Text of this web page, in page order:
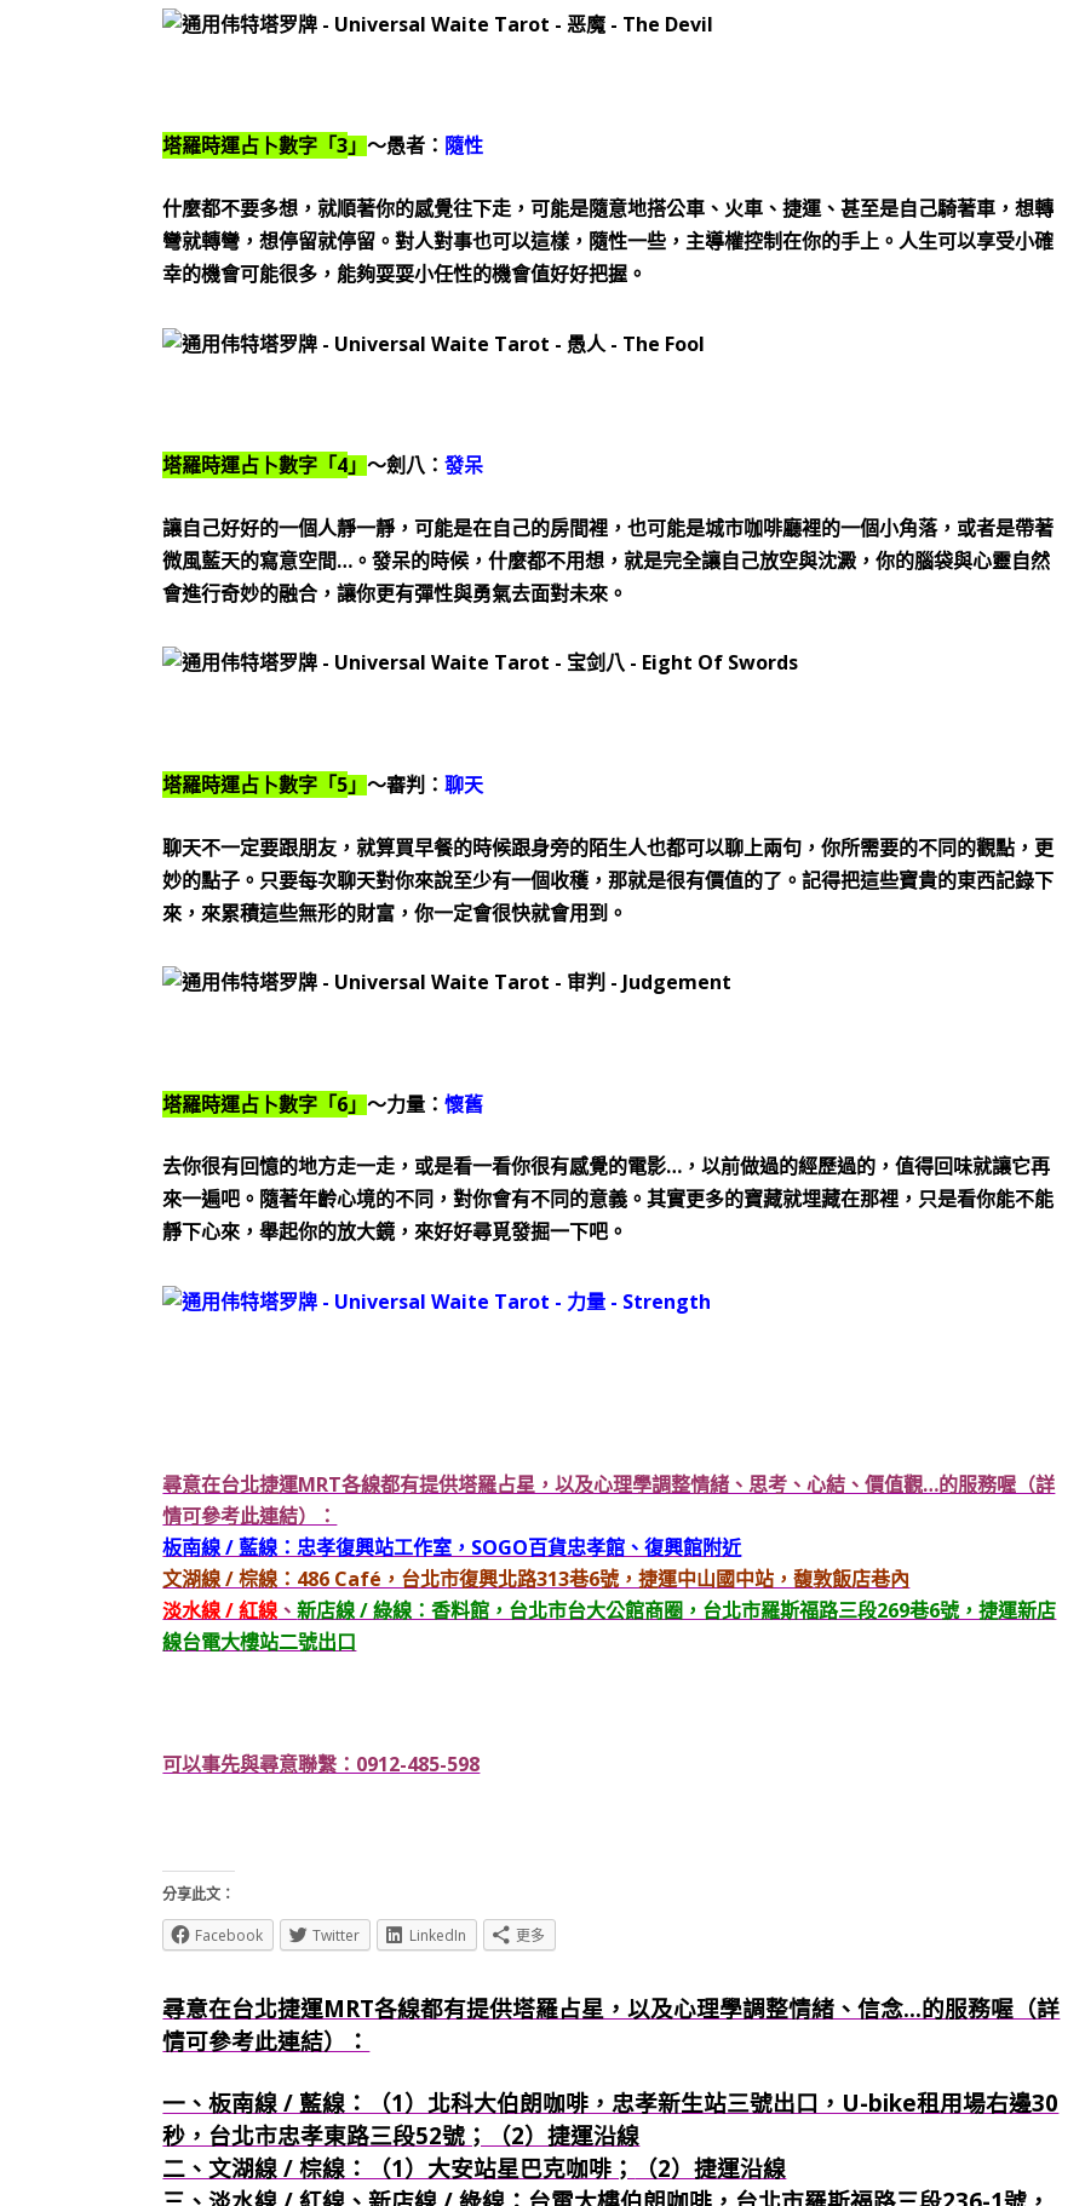
塔羅時運占卜數字「3 」～愚者： 隨性
什麼都不要多想，就順著你的感覺往下走，可能是隨意地搭公車、火車、捷運、甚至是自己騎著車，想轉
彎就轉彎，想停留就停留。對人對事也可以這樣，隨性一些，主導權控制在你的手上。人生可以享受小確
幸的機會可能很多，能夠耍耍小任性的機會值好好把握。
塔羅時運占卜數字「4 」～劍八：發呆
讓自己好好的一個人靜一靜，可能是在自己的房間裡，也可能是城市咖啡廳裡的一個小角落，或者是帶著
微風藍天的寫意空間… 。發呆的時候，什麼都不用想，就是完全讓自己放空與沈澱，你的腦袋與心靈自然
會進行奇妙的融合，讓你更有彈性與勇氣去面對未來。
塔羅時運占卜數字「5 」～審判：聊天
聊天不一定要跟朋友，就算買早餐的時候跟身旁的陌生人也都可以聊上兩句，你所需要的不同的觀點，更
妙的點子。只要每次聊天對你來說至少有一個收穫，那就是很有價值的了。記得把這些寶貴的東西記錄下
來，來累積這些無形的財富，你一定會很快就會用到。
塔羅時運占卜數字「6 」～力量：懷舊
去你很有回憶的地方走一走，或是看一看你很有感覺的電影… ，以前做過的經歷過的，值得回味就讓它再
來一遍吧。隨著年齡心境的不同，對你會有不同的意義。其實更多的寶藏就埋藏在那裡，只是看你能不能
靜下心來，舉起你的放大鏡，來好好尋覓發掘一下吧。
尋意在台北捷運MRT各線都有提供塔羅占星，以及心理學調整情緒、思考、心結、價值觀…的服務喔（詳
情可參考此連結）：
板南線 / 藍線：忠孝復興站工作室，SOGO百貨忠孝館、復興館附近
文湖線 / 棕線：486 Café，台北市復興北路313巷6號，捷運中山國中站，馥敦飯店巷內
淡水線 / 紅線 、新店線 / 綠線：香料館，台北市台大公館商圈，台北市羅斯福路三段269巷6號，捷運新店
線台電大樓站二號出口
可以事先與尋意聯繫：0912-485-598
分享此文：
Facebook
Twitter LinkedIn 更多
尋意在台北捷運MRT各線都有提供塔羅占星，以及心理學調整情緒、信念...的服務喔（詳
情可參考此連結）：
一、板南線 / 藍線：（1）北科大伯朗咖啡，忠孝新生站三號出口，U-bike租用場右邊30
秒，台北市忠孝東路三段52號；（2）捷運沿線
二、文湖線 / 棕線：（1）大安站星巴克咖啡；
（2）捷運沿線